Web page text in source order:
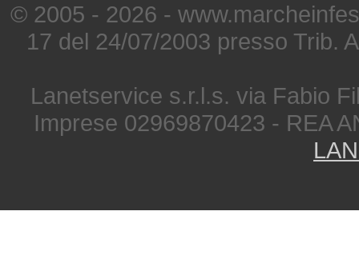
© 2005 - 2026 -
17 del 24/07/2003 presso Trib.
Lanetservice s.r.l.s. via Fabio
Imprese 02969870423 - REA